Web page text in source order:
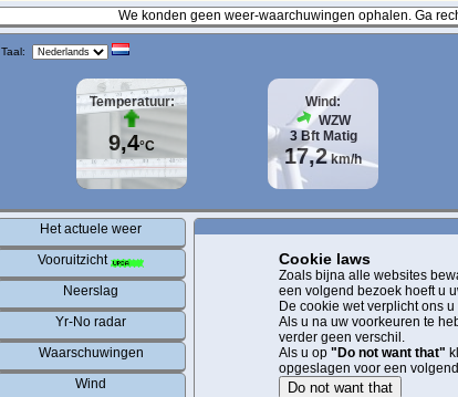
We konden geen weer-waarchuwingen ophalen. Ga
Taal:
Temperatuur:
9,4°C
Wind:
WZW
3Bft Matig
17,2km/h
Het actuele weer
Vooruitzicht
Neerslag
Yr-No radar
Waarschuwingen
Wind
Cookie laws
Zoals bijna alle websites
een volgend bezoek hoeft u
De cookie wet verplicht ons
Als u na uw voorkeuren te
verder geen verschil.
Als u op "Do not want that"
opgeslagen voor een
Do not want that